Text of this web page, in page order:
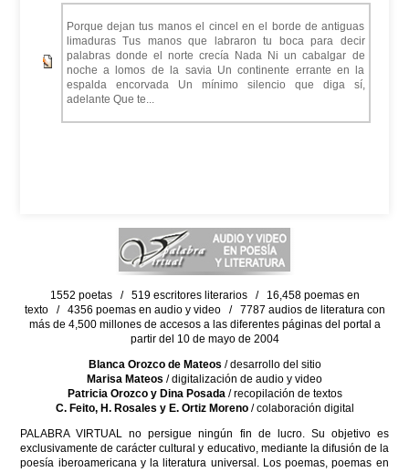
Porque dejan tus manos el cincel en el borde de antiguas
limaduras Tus manos que labraron tu boca para decir
palabras donde el norte crecía Nada Ni un cabalgar de
noche a lomos de la savia Un continente errante en la
espalda encorvada Un mínimo silencio que diga sí,
adelante Que te...
1552 poetas / 519 escritores literarios / 16,458 poemas en
texto / 4356 poemas en audio y video / 7787 audios de literatura con
más de 4,500 millones de accesos a las diferentes páginas del portal a
partir del 10 de mayo de 2004
Blanca Orozco de Mateos / desarrollo del sitio
Marisa Mateos / digitalización de audio y video
Patricia Orozco y Dina Posada/ recopilación de textos
C. Feito, H. Rosales y E. Ortiz Moreno/ colaboración digital
PALABRA VIRTUAL no persigue ningún fin de lucro. Su objetivo es
exclusivamente de carácter cultural y educativo, mediante la difusión de la
poesía iberoamericana y la literatura universal. Los poemas, poemas en